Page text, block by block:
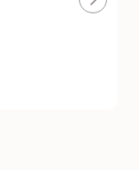
réserve. La
livraison